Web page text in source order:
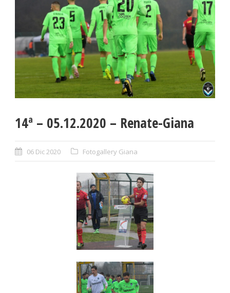
14ª – 05.12.2020 – Renate-Giana
06 Dic 2020 Fotogallery Giana